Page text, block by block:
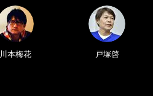
川本梅花 戸塚啓